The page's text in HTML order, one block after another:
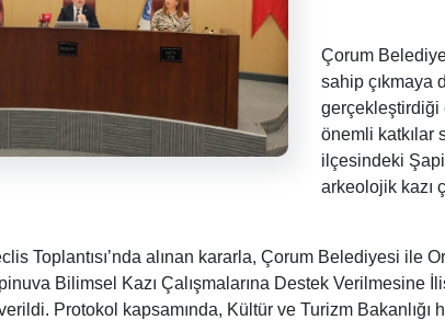
Çorum
sahip çıkmaya
gerçekleştirdiği
önemli katkılar
ilçesindeki
arkeolojik kazı
Toplantısı’nda alınan kararla, Çorum Belediyesi ile
Bilimsel Kazı Çalışmalarına Destek Verilmesine
Protokol kapsamında, Kültür ve Turizm Bakanlığı